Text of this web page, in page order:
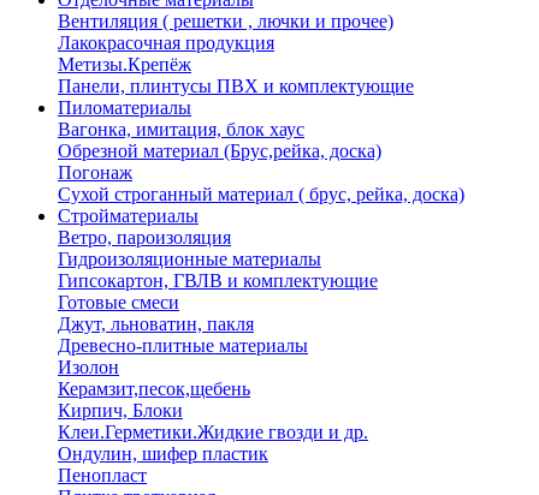
Вентиляция ( решетки , лючки и прочее)
Лакокрасочная продукция
Метизы.Крепёж
Панели, плинтусы ПВХ и комплектующие
Пиломатериалы
Вагонка, имитация, блок хаус
Обрезной материал (Брус,рейка, доска)
Погонаж
Сухой строганный материал ( брус, рейка, доска)
Стройматериалы
Ветро, пароизоляция
Гидроизоляционные материалы
Гипсокартон, ГВЛВ и комплектующие
Готовые смеси
Джут, льноватин, пакля
Древесно-плитные материалы
Изолон
Керамзит,песок,щебень
Кирпич, Блоки
Клеи.Герметики.Жидкие гвозди и др.
Ондулин, шифер пластик
Пенопласт